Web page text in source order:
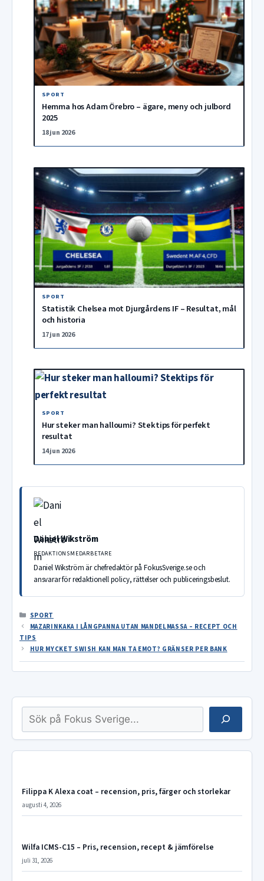
SPORT
Hemma hos Adam Örebro – ägare, meny och julbord
2025
18 jun 2026
SPORT
Statistik Chelsea mot Djurgårdens IF – Resultat, mål
och historia
17 jun 2026
SPORT
Hur steker man halloumi? Stektips för perfekt
resultat
14 jun 2026
Daniel Wikström
REDAKTIONSMEDARBETARE
Daniel Wikström är chefredaktör på FokusSverige.se och
ansvarar för redaktionell policy, rättelser och publiceringsbeslut.
KATEGORIER
SPORT
MAZARINKAKA I LÅNGPANNA UTAN MANDELMASSA – RECEPT OCH
TIPS
HUR MYCKET SWISH KAN MAN TA EMOT? GRÄNSER PER BANK
Sök
Filippa K Alexa coat – recension, pris, färger och storlekar
augusti 4, 2026
Wilfa ICMS-C15 – Pris, recension, recept & jämförelse
juli 31, 2026